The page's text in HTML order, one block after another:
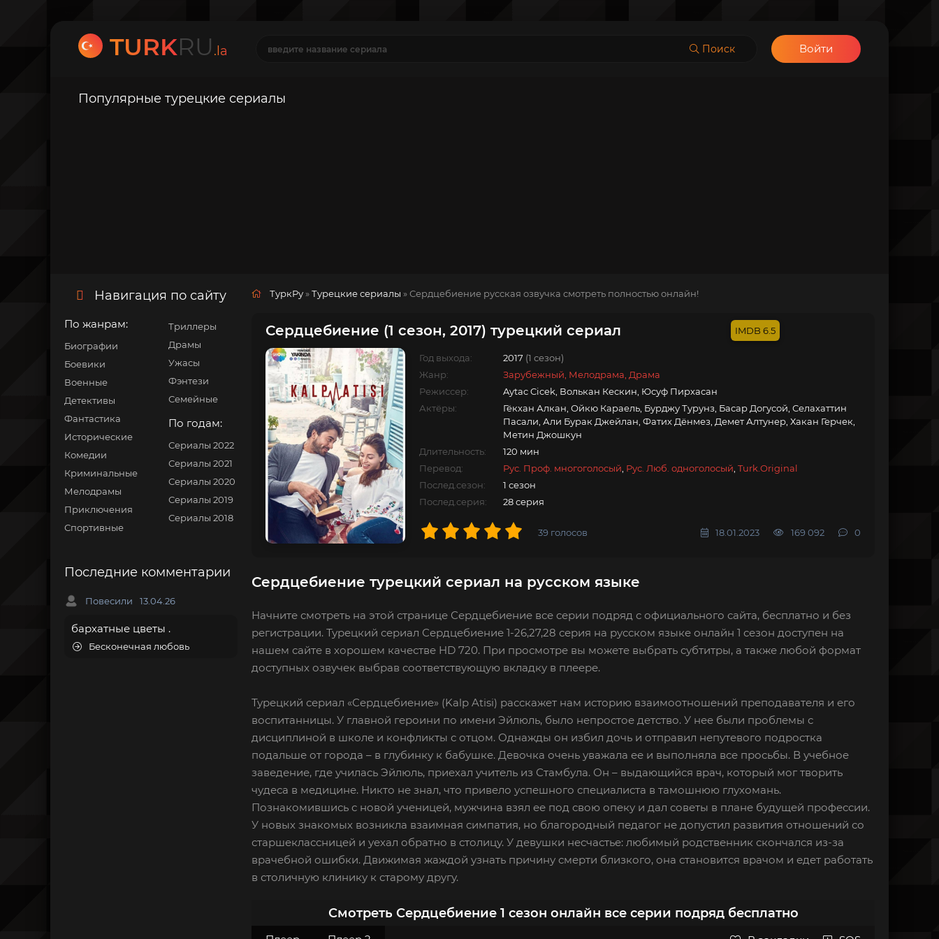
TURKRU .la Поиск Войти
Популярные турецкие сериалы
Навигация по сайту
По жанрам:
Биографии
Боевики
Военные
Детективы
Фантастика
Исторические
Комедии
Криминальные
Мелодрамы
Приключения
Спортивные
Триллеры
Драмы
Ужасы
Фэнтези
Семейные
По годам:
Сериалы 2022
Сериалы 2021
Сериалы 2020
Сериалы 2019
Сериалы 2018
Последние комментарии
Повесили 13.04.26
бархатные цветы .
Бесконечная любовь
ТуркРу »Турецкие сериалы » Сердцебиение русская озвучка смотреть полностью онлайн!
Сердцебиение (1 сезон, 2017) турецкий сериал 6.5
Год выхода: 2017 (1 сезон)
Жанр:
Зарубежный, Мелодрама, Драма
Режиссер:
Aytac Cicek, Волькан Кескин, Юсуф Пирхасан
Актёры:
Гёкхан Алкан, Ойкю Караель, Бурджу Турунз, Басар Догусой, Селахаттин
Пасали, Али Бурак Джейлан, Фатих Дёнмез, Демет Алтунер, Хакан Герчек,
Метин Джошкун
Длительность:
120 мин
Перевод:
Рус. Проф. многоголосый Рус. Люб. одноголосый Turk.Original
Послед.сезон:
1 сезон
Послед.серия:
28 серия
39 голосов 18.01.2023 169 092 0
Сердцебиение турецкий сериал на русском языке
Начните смотреть на этой странице Сердцебиение все серии подряд с официального сайта, бесплатно и без
регистрации. Турецкий сериал Сердцебиение 1-26,27,28 серия на русском языке онлайн 1 сезон доступен на
нашем сайте в хорошем качестве HD 720. При просмотре вы можете выбрать субтитры, а также любой формат
доступных озвучек выбрав соответствующую вкладку в плеере.
Турецкий сериал «Сердцебиение» (Kalp Atisi) расскажет нам историю взаимоотношений преподавателя и его
воспитанницы. У главной героини по имени Эйлюль, было непростое детство. У нее были проблемы с
дисциплиной в школе и конфликты с отцом. Однажды он избил дочь и отправил непутевого подростка
подальше от города – в глубинку к бабушке. Девочка очень уважала ее и выполняла все просьбы. В учебное
заведение, где училась Эйлюль, приехал учитель из Стамбула. Он – выдающийся врач, который мог творить
чудеса в медицине. Никто не знал, что привело успешного специалиста в тамошнюю глухомань.
Познакомившись с новой ученицей, мужчина взял ее под свою опеку и дал советы в плане будущей профессии.
У новых знакомых возникла взаимная симпатия, но благородный педагог не допустил развития отношений со
старшеклассницей и уехал обратно в столицу. У девушки несчастье: любимый родственник скончался из-за
врачебной ошибки. Движимая жаждой узнать причину смерти близкого, она становится врачом и едет работать
в столичную клинику к старому другу.
Смотреть Сердцебиение 1 сезон онлайн все серии подряд бесплатно